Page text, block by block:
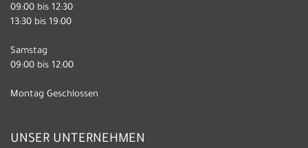
09:00 bis 12:30
13:30 bis 19:00
Samstag
09:00 bis 12:00
Montag Geschlossen
UNSER UNTERNEHMEN